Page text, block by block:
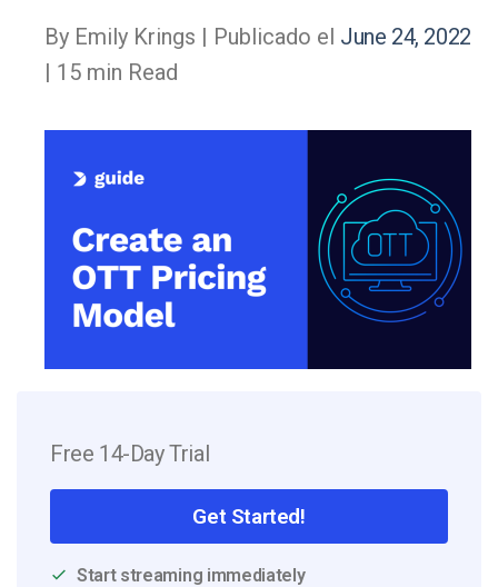
By Emily Krings | Publicado el June 24, 2022
| 15 min Read
Free 14-Day Trial
Get Started!
Start streaming immediately